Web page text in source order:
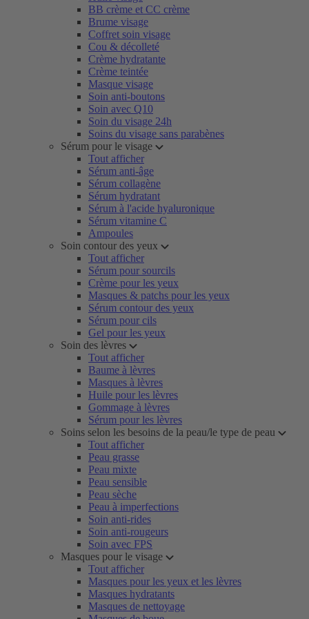
BB crème et CC crème
Brume visage
Coffret soin visage
Cou & décolleté
Crème hydratante
Crème teintée
Masque visage
Soin anti-boutons
Soin avec Q10
Soin du visage 24h
Soins du visage sans parabènes
Sérum pour le visage
Tout afficher
Sérum anti-âge
Sérum collagène
Sérum hydratant
Sérum à l'acide hyaluronique
Sérum vitamine C
Ampoules
Soin contour des yeux
Tout afficher
Sérum pour sourcils
Crème pour les yeux
Masques & patchs pour les yeux
Sérum contour des yeux
Sérum pour cils
Gel pour les yeux
Soin des lèvres
Tout afficher
Baume à lèvres
Masques à lèvres
Huile pour les lèvres
Gommage à lèvres
Sérum pour les lèvres
Soins selon les besoins de la peau/le type de peau
Tout afficher
Peau grasse
Peau mixte
Peau sensible
Peau sèche
Peau à imperfections
Soin anti-rides
Soin anti-rougeurs
Soin avec FPS
Masques pour le visage
Tout afficher
Masques pour les yeux et les lèvres
Masques hydratants
Masques de nettoyage